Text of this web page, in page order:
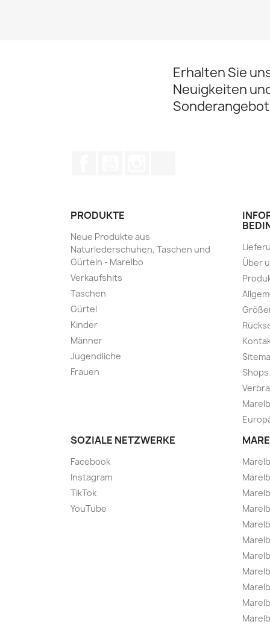
Erhalten Sie
Neuigkeiten
PRODUKTE
Neue Produkte aus
Naturlederschuhen, Taschen und
Gürteln - Marelbo
Verkaufshits
Taschen
Gürtel
Kinder
Männer
Jugendliche
Frauen
Über
Shops
SOZIALE NETZWERKE
Facebook
Instagram
TikTok
YouTube